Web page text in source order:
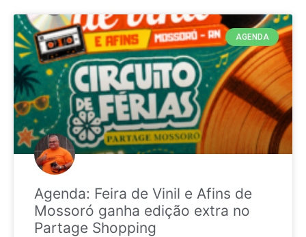
AGENDA
Agenda: Feira de Vinil e Afins de
Mossoró ganha edição extra no
Partage Shopping